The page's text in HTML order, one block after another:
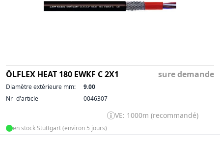
ÖLFLEX HEAT 180 EWKF C 2X1 sure demande
Diamètre extérieure mm:
9.00
Nr- d'article
0046307
VE: 1000m (recommandé)
en stock Stuttgart (environ 5 jours)